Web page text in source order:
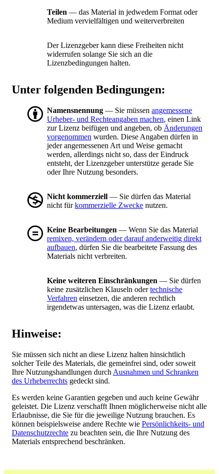
Teilen — das Material in jedwedem Format oder
Medium vervielfältigen und weiterverbreiten
Der Lizenzgeber kann diese Freiheiten nicht
widerrufen solange Sie sich an die
Lizenzbedingungen halten.
Unter folgenden Bedingungen:
Namensnennung — Sie müssen angemessene
Urheber- und Rechteangaben machen, einen Link
zur Lizenz beifügen und angeben, ob Änderungen
vorgenommen wurden. Diese Angaben dürfen in
jeder angemessenen Art und Weise gemacht
werden, allerdings nicht so, dass der Eindruck
entsteht, der Lizenzgeber unterstütze gerade Sie
oder Ihre Nutzung besonders.
Nicht kommerziell — Sie dürfen das Material
nicht fürkommerzielle Zwecke nutzen.
Keine Bearbeitungen — Wenn Sie das Material
remixen, verändern oder darauf anderweitig direkt
aufbauen, dürfen Sie die bearbeitete Fassung des
Materials nicht verbreiten.
Keine weiteren Einschränkungen — Sie dürfen
keine zusätzlichen Klauseln odertechnische
Verfahren einsetzen, die anderen rechtlich
irgendetwas untersagen, was die Lizenz erlaubt.
Hinweise:
Sie müssen sich nicht an diese Lizenz halten hinsichtlich
solcher Teile des Materials, die gemeinfrei sind, oder soweit
Ihre Nutzungshandlungen durch Ausnahmen und Schranken
des Urheberrechts gedeckt sind.
Es werden keine Garantien gegeben und auch keine Gewähr
geleistet. Die Lizenz verschafft Ihnen möglicherweise nicht alle
Erlaubnisse, die Sie für die jeweilige Nutzung brauchen. Es
können beispielsweise andere Rechte wie Persönlichkeits- und
Datenschutzrechte zu beachten sein, die Ihre Nutzung des
Materials entsprechend beschränken.